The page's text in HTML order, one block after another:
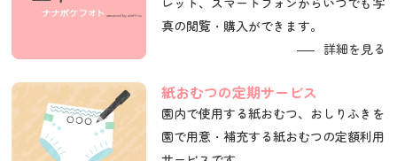
真の閲覧・購入ができます。
詳細を見る
紙おむつの定期サービス
園内で使用する紙おむつ、おしりふきを
園で用意・補充する紙おむつの定額利用